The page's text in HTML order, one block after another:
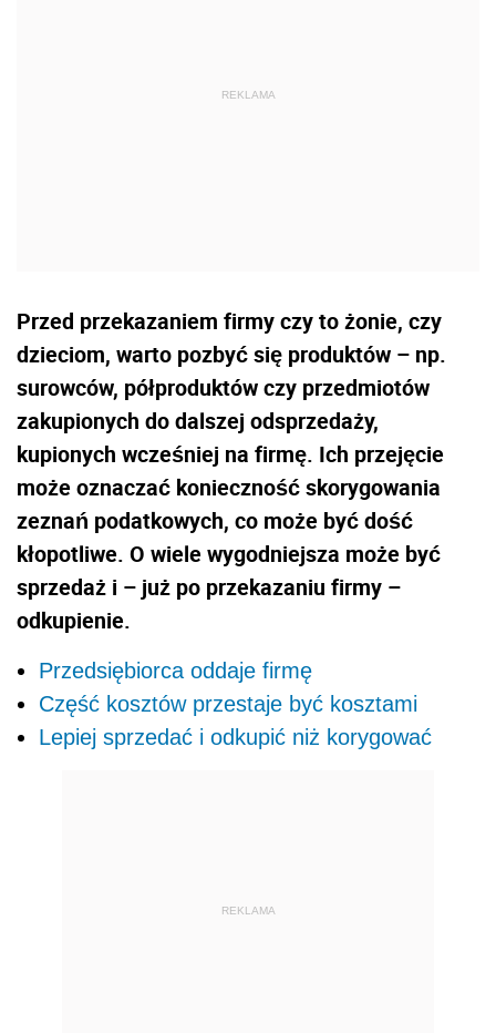
Przed przekazaniem firmy czy to żonie, czy
dzieciom, warto pozbyć się produktów – np.
surowców, półproduktów czy przedmiotów
zakupionych do dalszej odsprzedaży,
kupionych wcześniej na firmę. Ich przejęcie
może oznaczać konieczność skorygowania
zeznań podatkowych, co może być dość
kłopotliwe. O wiele wygodniejsza może być
sprzedaż i – już po przekazaniu firmy –
odkupienie.
Przedsiębiorca oddaje firmę
Część kosztów przestaje być kosztami
Lepiej sprzedać i odkupić niż korygować
REKLAMA